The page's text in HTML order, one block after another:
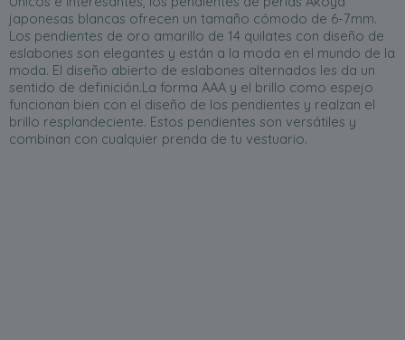
japonesas blancas ofrecen un tamaño cómodo de 6-7mm.
Los pendientes de oro amarillo de 14 quilates con diseño de
eslabones son elegantes y están a la moda en el mundo de la
moda. El diseño abierto de eslabones alternados les da un
sentido de definición.La forma AAA y el brillo como espejo
funcionan bien con el diseño de los pendientes y realzan el
brillo resplandeciente. Estos pendientes son versátiles y
combinan con cualquier prenda de tu vestuario.